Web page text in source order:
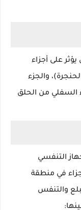
على أجزاء
والجزء
السفلي من الحلق
التنفسي
في منطقة
والتنفس